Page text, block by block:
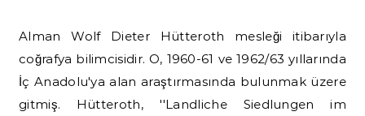
Alman Wolf Dieter Hütteroth mesleği itibarıyla
coğrafya bilimcisidir. O, 1960-61 ve 1962/63 yıllarında
İç Anadolu'ya alan araştırmasında bulunmak üzere
gitmiş. Hütteroth, ''Landliche Siedlungen im